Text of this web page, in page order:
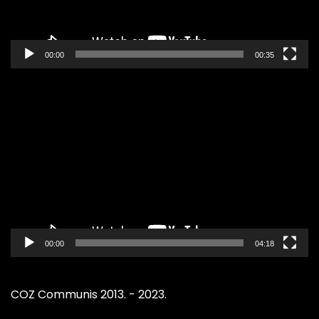
00:00 00:35
00:00 04:18
COZ Communis 2013. - 2023.